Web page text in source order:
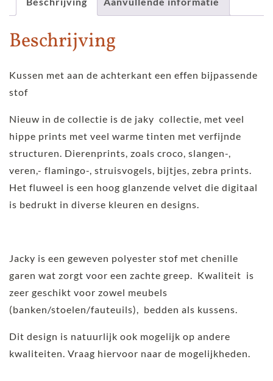
Beschrijving
Kussen met aan de achterkant een effen bijpassende
stof
Nieuw in de collectie is de jaky collectie, met veel
hippe prints met veel warme tinten met verfijnde
structuren. Dierenprints, zoals croco, slangen-,
veren,- flamingo-, struisvogels, bijtjes, zebra prints.
Het fluweel is een hoog glanzende velvet die digitaal
is bedrukt in diverse kleuren en designs.
Jacky is een geweven polyester stof met chenille
garen wat zorgt voor een zachte greep. Kwaliteit is
zeer geschikt voor zowel meubels
(banken/stoelen/fauteuils), bedden als kussens.
Dit design is natuurlijk ook mogelijk op andere
kwaliteiten. Vraag hiervoor naar de mogelijkheden.